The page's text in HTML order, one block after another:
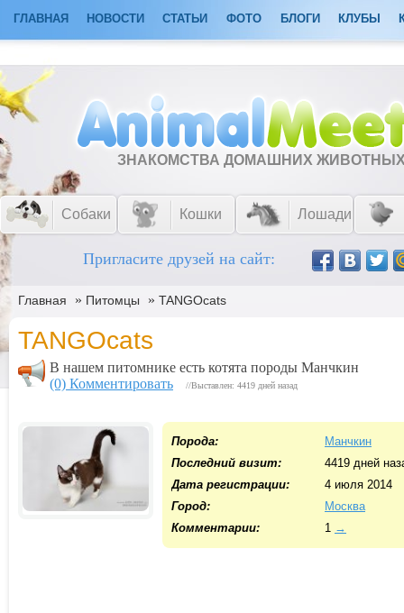
ГЛАВНАЯ НОВОСТИ СТАТЬИ ФОТО БЛОГИ КЛУБЫ
ЗНАКОМСТВА ДОМАШНИХ
Собаки Кошки Лошади
Пригласите друзей на сайт:
Главная » Питомцы » TANGOcats
TANGOcats
В нашем питомнике есть котята породы Манчкин
(0) Комментировать
//Выставлен: 4419 дней назад
Порода:
Манчкин
Последний визит:
4419 дней
Дата регистрации:
4 июля 2014
Город:
Москва
Комментарии:
1 →